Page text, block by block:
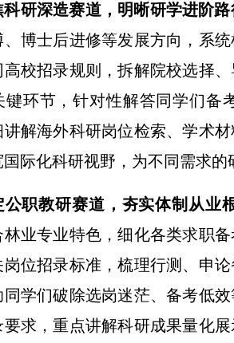
研深造赛道，明晰研学进阶路
、博士后进修等发展方向，系
高校招录规则，拆解院校选择
键环节，针对性解答同学们备
讲解海外科研岗位检索、学术
际化科研视野，为不同需求的
公职教研赛道，夯实体制从业
业专业特色，细化各类求职
位招录标准，梳理行测、申
同学们破除选岗迷茫、备考低
要求，重点讲解科研成果量化